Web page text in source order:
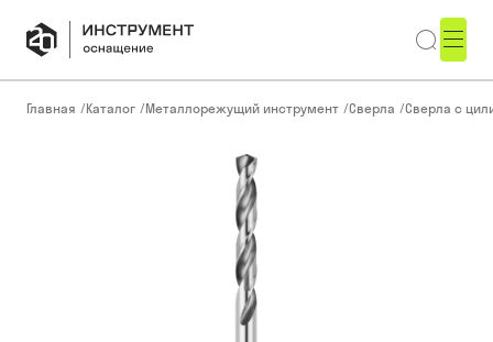
Главная /Каталог /Металлорежущий инструмент /Сверла /Сверла с